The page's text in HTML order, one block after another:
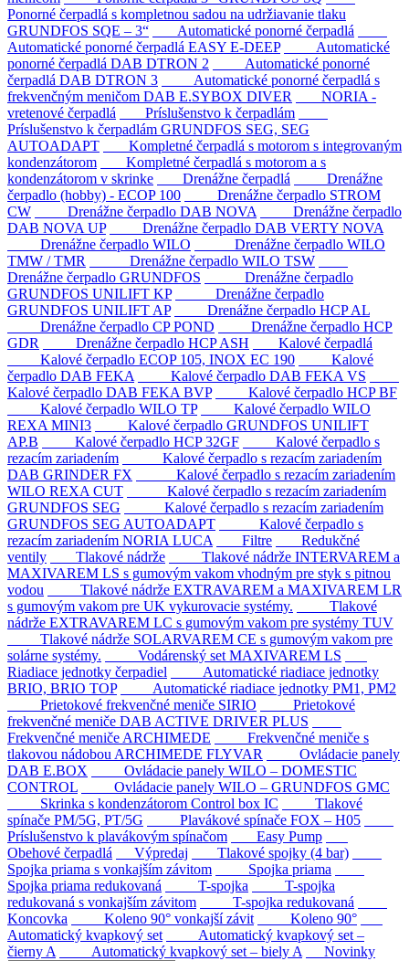
Ponorné čerpadlá s kompletnou sadou na udržiavanie tlaku
GRUNDFOS SQE – 3“
Automatické ponorné čerpadlá
Automatické ponorné čerpadlá EASY E-DEEP
Automatické
ponorné čerpadlá DAB DTRON 2
Automatické ponorné
čerpadlá DAB DTRON 3
Automatické ponorné čerpadlá s
frekvenčným meničom DAB E.SYBOX DIVER
NORIA -
vretenové čerpadlá
Príslušenstvo k čerpadlám
Príslušenstvo k čerpadlám GRUNDFOS SEG, SEG
AUTOADAPT
Kompletné čerpadlá s motorom s integrovaným
kondenzátorom
Kompletné čerpadlá s motorom a s
kondenzátorom v skrinke
Drenážne čerpadlá
Drenážne
čerpadlo (hobby) - ECOP 100
Drenážne čerpadlo STROM
CW
Drenážne čerpadlo DAB NOVA
Drenážne čerpadlo
DAB NOVA UP
Drenážne čerpadlo DAB VERTY NOVA
Drenážne čerpadlo WILO
Drenážne čerpadlo WILO
TMW / TMR
Drenážne čerpadlo WILO TSW
Drenážne čerpadlo GRUNDFOS
Drenážne čerpadlo
GRUNDFOS UNILIFT KP
Drenážne čerpadlo
GRUNDFOS UNILIFT AP
Drenážne čerpadlo HCP AL
Drenážne čerpadlo CP POND
Drenážne čerpadlo HCP
GDR
Drenážne čerpadlo HCP ASH
Kalové čerpadlá
Kalové čerpadlo ECOP 105, INOX EC 190
Kalové
čerpadlo DAB FEKA
Kalové čerpadlo DAB FEKA VS
Kalové čerpadlo DAB FEKA BVP
Kalové čerpadlo HCP BF
Kalové čerpadlo WILO TP
Kalové čerpadlo WILO
REXA MINI3
Kalové čerpadlo GRUNDFOS UNILIFT
AP.B
Kalové čerpadlo HCP 32GF
Kalové čerpadlo s
rezacím zariadením
Kalové čerpadlo s rezacím zariadením
DAB GRINDER FX
Kalové čerpadlo s rezacím zariadením
WILO REXA CUT
Kalové čerpadlo s rezacím zariadením
GRUNDFOS SEG
Kalové čerpadlo s rezacím zariadením
GRUNDFOS SEG AUTOADAPT
Kalové čerpadlo s
rezacím zariadením NORIA LUCA
Filtre
Redukčné
ventily
Tlakové nádrže
Tlakové nádrže INTERVAREM a
MAXIVAREM LS s gumovým vakom vhodným pre styk s pitnou
vodou
Tlakové nádrže EXTRAVAREM a MAXIVAREM LR
s gumovým vakom pre UK vykurovacie systémy.
Tlakové
nádrže EXTRAVAREM LC s gumovým vakom pre systémy TUV
Tlakové nádrže SOLARVAREM CE s gumovým vakom pre
solárne systémy.
Vodárenský set MAXIVAREM LS
Riadiace jednotky čerpadiel
Automatické riadiace jednotky
BRIO, BRIO TOP
Automatické riadiace jednotky PM1, PM2
Prietokové frekvenčné meniče SIRIO
Prietokové
frekvenčné meniče DAB ACTIVE DRIVER PLUS
Frekvenčné meniče ARCHIMEDE
Frekvenčné meniče s
tlakovou nádobou ARCHIMEDE FLYVAR
Ovládacie panely
DAB E.BOX
Ovládacie panely WILO – DOMESTIC
CONTROL
Ovládacie panely WILO – GRUNDFOS GMC
Skrinka s kondenzátorom Control box IC
Tlakové
spínače PM/5G, PT/5G
Plavákové spínače FOX – H05
Príslušenstvo k plavákovým spínačom
Easy Pump
Obehové čerpadlá
Výpredaj
Tlakové spojky (4 bar)
Spojka priama s vonkajším závitom
Spojka priama
Spojka priama redukovaná
T-spojka
T-spojka
redukovaná s vonkajším závitom
T-spojka redukovaná
Koncovka
Koleno 90° vonkajší závit
Koleno 90°
Automatický kvapkový set
Automatický kvapkový set –
čierny A
Automatický kvapkový set – biely A Novinky